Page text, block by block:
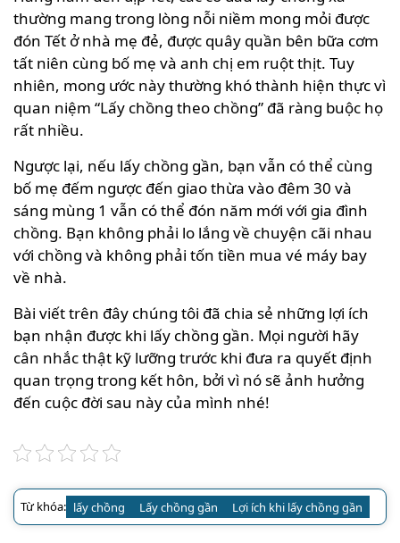
thường mang trong lòng nỗi niềm mong mỏi được
đón Tết ở nhà mẹ đẻ, được quây quần bên bữa cơm
tất niên cùng bố mẹ và anh chị em ruột thịt. Tuy
nhiên, mong ước này thường khó thành hiện thực vì
quan niệm “Lấy chồng theo chồng” đã ràng buộc họ
rất nhiều.
Ngược lại, nếu lấy chồng gần, bạn vẫn có thể cùng
bố mẹ đếm ngược đến giao thừa vào đêm 30 và
sáng mùng 1 vẫn có thể đón năm mới với gia đình
chồng. Bạn không phải lo lắng về chuyện cãi nhau
với chồng và không phải tốn tiền mua vé máy bay
về nhà.
Bài viết trên đây chúng tôi đã chia sẻ những lợi ích
bạn nhận được khi lấy chồng gần. Mọi người hãy
cân nhắc thật kỹ lưỡng trước khi đưa ra quyết định
quan trọng trong kết hôn, bởi vì nó sẽ ảnh hưởng
đến cuộc đời sau này của mình nhé!
Từ khóa: lấy chồng Lấy chồng gần Lợi ích khi lấy chồng gần